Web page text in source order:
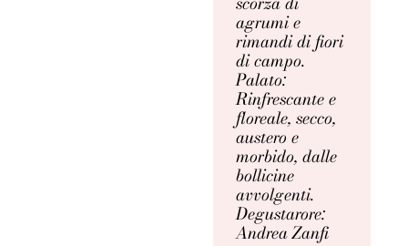
agrumi e
rimandi di fiori
di campo.
Palato:
Rinfrescante e
floreale, secco,
austero e
morbido, dalle
bollicine
avvolgenti.
Degustarore:
Andrea Zanfi